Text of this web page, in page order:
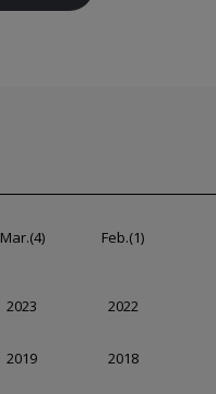
Mar.(4) Feb.(1)
2023 2022
2019 2018